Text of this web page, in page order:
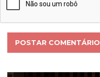
POSTAR COMENTÁRIO